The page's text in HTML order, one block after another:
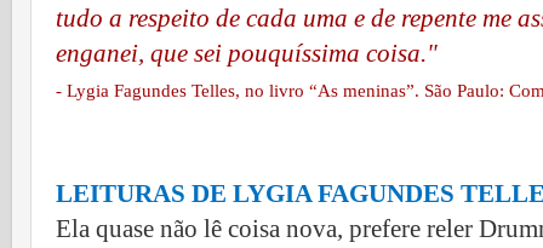
tudo a respeito de cada uma e de repente me
enganei, que sei pouquíssima coisa."
- Lygia Fagundes Telles, no livro “As meninas”. São Paulo:
LEITURAS DE LYGIA FAGUNDES
Ela quase não lê coisa nova, prefere reler